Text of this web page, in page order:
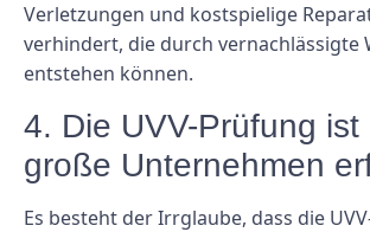
Verletzungen und kostspielige
verhindert, die durch vernachlässigte
entstehen können.
4. Die UVV-Prüfung ist
große Unternehmen
Es besteht der Irrglaube, dass die